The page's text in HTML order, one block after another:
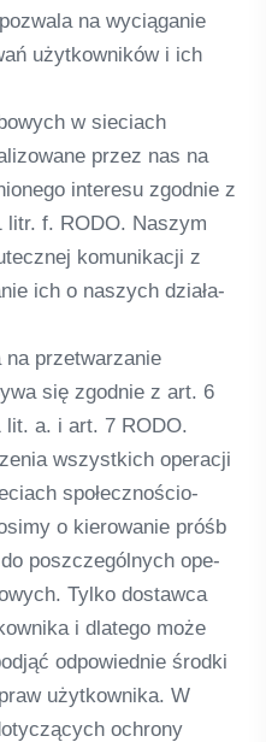
na wycią­ga­nie
użyt­kow­ni­ków i ich
w sie­ciach
przez nas na
inte­resu zgod­nie z
f. RODO. Nas­zym
komu­ni­ka­cji z
ich o nas­zych działa­
przet­warza­nie
się zgod­nie z art. 6
a. i art. 7 RODO.
wszyst­kich ope­racji
społecz­nościo­
o kie­ro­wa­nie próśb
poszc­ze­gól­nych ope­
Tylko dostawca
i dla­tego może
odpo­wied­nie środki
użyt­kow­nika. W
ochrony